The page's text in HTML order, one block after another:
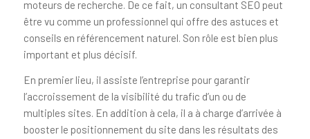
moteurs de recherche. De ce fait, un consultant SEO peut
être vu comme un professionnel qui offre des astuces et
conseils en référencement naturel. Son rôle est bien plus
important et plus décisif.
En premier lieu, il assiste l’entreprise pour garantir
l’accroissement de la visibilité du trafic d’un ou de
multiples sites. En addition à cela, il a à charge d’arrivée à
booster le positionnement du site dans les résultats des